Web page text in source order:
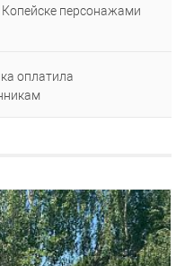
персонажами
оплатила